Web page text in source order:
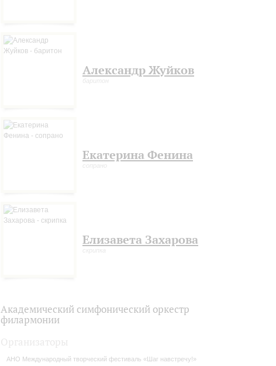
Александр Жуйков
баритон
Екатерина Фенина
сопрано
Елизавета Захарова
скрипка
Академический симфонический оркестр
филармонии
АНО Международный творческий фестиваль «Шаг навстречу!»